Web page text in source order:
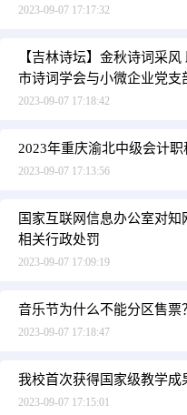
2023-09-07 17:17:32
【吉林诗坛】金秋诗词采
市诗词学会与小微企业党支
2023-09-07 17:18:42
2023年重庆渝北中级会计
2023-09-07 17:13:56
国家互联网信息办公室对
相关行政处罚
2023-09-07 17:09:19
音乐节为什么不能分区售票？
2023-09-07 17:18:47
我校首次获得国家级教学成
2023-09-07 17:15:01